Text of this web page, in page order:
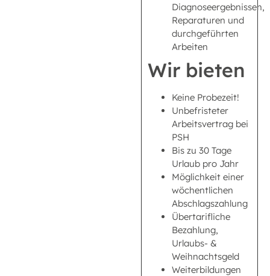
Diagnoseergebnissen,
Reparaturen und
durchgeführten
Arbeiten
Wir bieten
Keine Probezeit!
Unbefristeter
Arbeitsvertrag bei
PSH
Bis zu 30 Tage
Urlaub pro Jahr
Möglichkeit einer
wöchentlichen
Abschlagszahlung
Übertarifliche
Bezahlung,
Urlaubs- &
Weihnachtsgeld
Weiterbildungen